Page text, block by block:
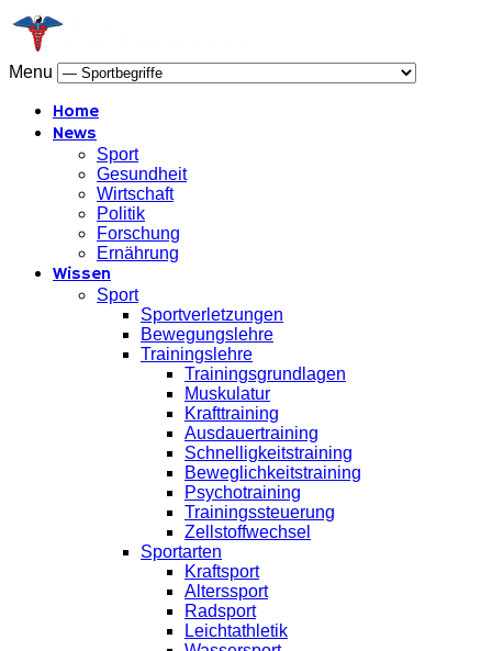
Menu
Home
News
Sport
Gesundheit
Wirtschaft
Politik
Forschung
Ernährung
Wissen
Sport
Sportverletzungen
Bewegungslehre
Trainingslehre
Trainingsgrundlagen
Muskulatur
Krafttraining
Ausdauertraining
Schnelligkeitstraining
Beweglichkeitstraining
Psychotraining
Trainingssteuerung
Zellstoffwechsel
Sportarten
Kraftsport
Alterssport
Radsport
Leichtathletik